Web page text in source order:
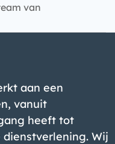
van
aan een
vanuit
heeft tot
Wij